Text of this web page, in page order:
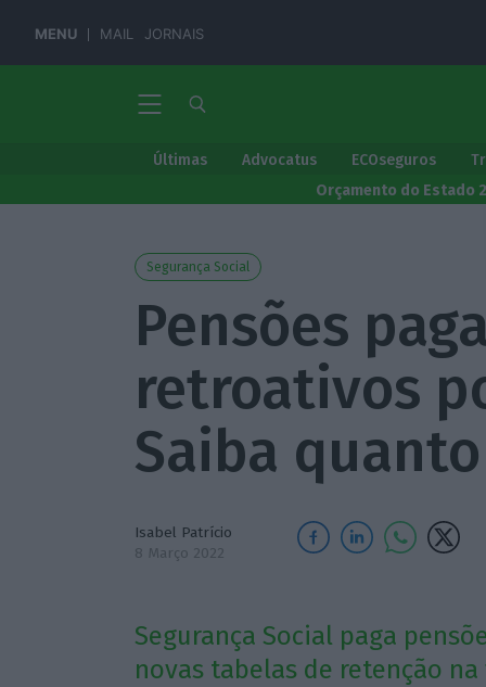
MENU MAIL JORNAIS
Últimas Advocatus ECOseguros
Orçamento do Estado
Segurança Social
Pensões
retroativos
Saiba
Isabel Patrício
8 Março 2022
Segurança Social paga
novas tabelas de retenção